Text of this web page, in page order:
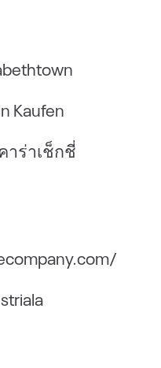
Kaufen
าร่าเช็กชี่